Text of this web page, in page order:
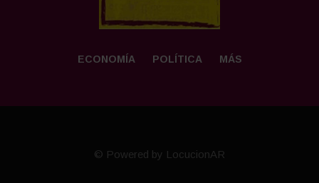
ECONOMÍA POLÍTICA MÁS
© Powered by LocucionAR